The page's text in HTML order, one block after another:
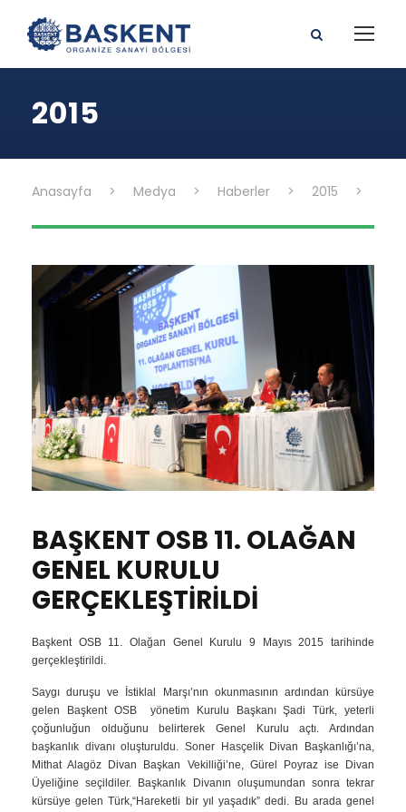
2015
Anasayfa > Medya > Haberler > 2015 >
BAŞKENT OSB 11. OLAĞAN
GENEL KURULU
GERÇEKLEŞTİRİLDİ
Başkent OSB 11. Olağan Genel Kurulu 9 Mayıs 2015 tarihinde
gerçekleştirildi.
Saygı duruşu ve İstiklal Marşı’nın okunmasının ardından kürsüye
gelen Başkent OSB yönetim Kurulu Başkanı Şadi Türk, yeterli
çoğunluğun olduğunu belirterek Genel Kurulu açtı. Ardından
başkanlık divanı oluşturuldu. Soner Hasçelik Divan Başkanlığı’na,
Mithat Alagöz Divan Başkan Vekilliği’ne, Gürel Poyraz ise Divan
Üyeliğine seçildiler. Başkanlık Divanın oluşumundan sonra tekrar
kürsüye gelen Türk,“Hareketli bir yıl yaşadık” dedi. Bu arada genel